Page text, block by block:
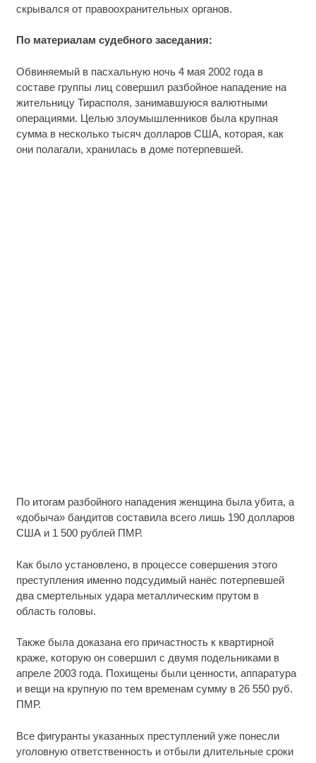
скрывался от правоохранительных органов.
По материалам судебного заседания:
Обвиняемый в пасхальную ночь 4 мая 2002 года в
составе группы лиц совершил разбойное нападение на
жительницу Тирасполя, занимавшуюся валютными
операциями. Целью злоумышленников была крупная
сумма в несколько тысяч долларов США, которая, как
они полагали, хранилась в доме потерпевшей.
По итогам разбойного нападения женщина была убита, а
«добыча» бандитов составила всего лишь 190 долларов
США и 1 500 рублей ПМР.
Как было установлено, в процессе совершения этого
преступления именно подсудимый нанёс потерпевшей
два смертельных удара металлическим прутом в
область головы.
Также была доказана его причастность к квартирной
краже, которую он совершил с двумя подельниками в
апреле 2003 года. Похищены были ценности, аппаратура
и вещи на крупную по тем временам сумму в 26 550 руб.
ПМР.
Все фигуранты указанных преступлений уже понесли
уголовную ответственность и отбыли длительные сроки
Врач дала 5 советов, чтобы защититься от